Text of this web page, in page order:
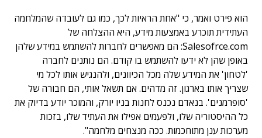
הוא פירט ואמר, כי "אחת הראיות לכך, כמו גם לעובדה שהמלחמה
העתידית תוכרע באמצעות מידע, היא ההצלחה של
Salesofrce.com: הם מאפשרים לחברות להשתמש במידע שלהן
באופן שהן לא ידעו להשתמש בו קודם. הם נותנים לחברה
'לטחון' את המידע שלה מכל הכיוונים, ולהנגיש אותו לכל מי
שצריך אותו בארגון. זה מדהים. אם תשאל אותי, הם חבורה של
'סופרמנים'. בנאדם נכנס לחנות בניו יורק, והמוכר יודע בדיוק את
כל ההיסטוריה שלו, ולפעמים אפילו את העתיד שלו, בזכות
מערכות ענן מתוחכמות. ככה מנצחים מלחמה".